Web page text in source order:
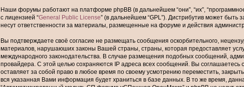
Наши форумы работают на платформе phpBB (в дальнейшем “они”, “их”,
с лицензией “General Public License” (в дальнейшем “GPL”). Дистрибутив может быть
несут ответственности за материалы, размещенные на форуме и действия
Вы подтверждаете своё согласие не размещать сообщения оскорбительного,
материалов, нарушаюших законы Вашей страны, страны, которая предоставляет
международного законодательства. В случае размещения подобных сообщений,
провайдера. С этой целью сохраняются IP адреса всех сообщений. Вы
оставляет за собой право в любое время по своему усмотрению переместить,
вся указанная Вами информация будет храниться в базе данных. В то же время,